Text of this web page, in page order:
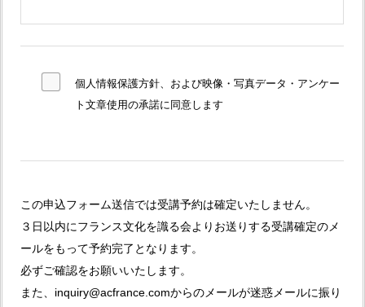
個人情報保護方針、および映像・写真データ・アンケー
ト文章使用の承諾に同意します
この申込フォーム送信では受講予約は確定いたしません。
３日以内にフランス文化を識る会よりお送りする受講確定のメ
ールをもって予約完了となります。
必ずご確認をお願いいたします。
また、inquiry@acfrance.comからのメールが迷惑メールに振り